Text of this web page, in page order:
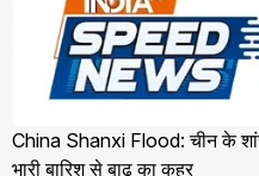
China Shanxi Flood: चीन के
भारी बारिश से बाढ़ का कहर